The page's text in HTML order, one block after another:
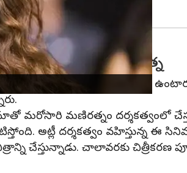
చిత్రం చేస్తున్న మణిరంత్న
సినిమా పనుల్లో మణిరత్నం బిజీగా
మరోసారి మణిరత్నం దర్శకత్వంలో
అట్లీ దర్శకత్వం వహిస్తున్న
చేస్తున్నాడు. చాలావరకు